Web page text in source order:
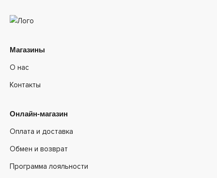
Магазины
О нас
Контакты
Онлайн-магазин
Оплата и доставка
Обмен и возврат
Программа лояльности